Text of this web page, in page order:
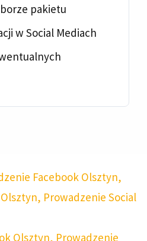
pakietu
w Social Mediach
Facebook Olsztyn,
, Prowadzenie Social
Olsztyn, Prowadzenie